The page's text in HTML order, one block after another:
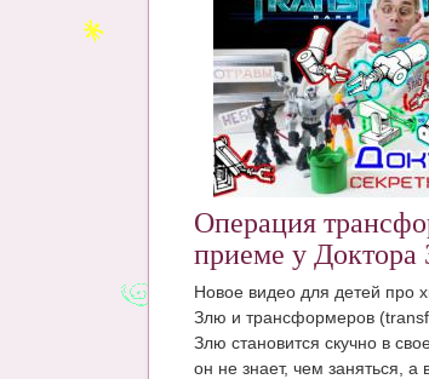
Операция
приеме у Доктора
Новое видео для детей про
Злю и трансформеров
Злю становится скучно в
он не знает, чем заняться, а